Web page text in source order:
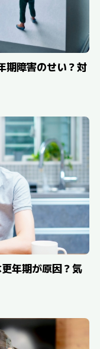
期障害のせい？対
年期が原因？気